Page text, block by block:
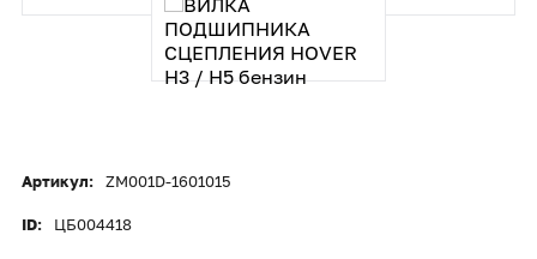
Артикул: ZM001D-1601015
ID: ЦБ004418